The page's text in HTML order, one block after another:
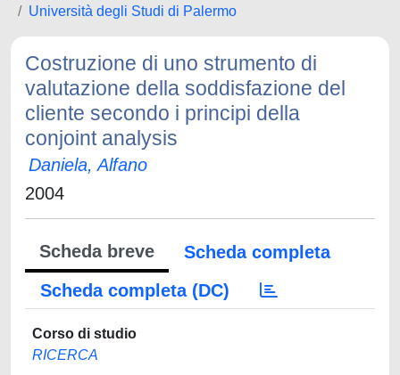
Università degli Studi di Palermo
Costruzione di uno strumento di
valutazione della soddisfazione del
cliente secondo i principi della
conjoint analysis
Daniela, Alfano
2004
Scheda breve
Scheda completa
Scheda completa (DC)
Corso di studio
RICERCA